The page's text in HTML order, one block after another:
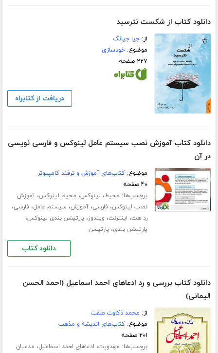
دانلود کتاب از شکست نترسید
از:جیا جیانگ
موضوع:خودسازی
۲۲۷ صفحه
دریافت از کتابراه
دانلود کتاب آموزش نصب سیستم عامل لینوکس و فارسی نویسی
در آن
موضوع:کتاب‌های آموزش و ترفند کامپیوتر
۴۰ صفحه
برچسب‌ها: محیط، لینوکس، محیط لینوکس،آموزش
نصب لینوکس، فارسی،آموزش، سیستم عامل، فارسی،
رد هت، اینترنت، ویندوز، پارتیشن بندی لینوکس،
پارتیشن بندی، پارتیشن
دانلود کتاب
دانلود کتاب بررسی و رد ادعاهای احمد اسماعیل (احمد الحسن
الیمانی)
از: محمد ذکاوت صفت
موضوع:کتاب‌های اندیشه و مذهب
۲۰۱ صفحه
برچسب‌ها: مهدویت، ادعاهای احمد اسماعیل، مدعیان